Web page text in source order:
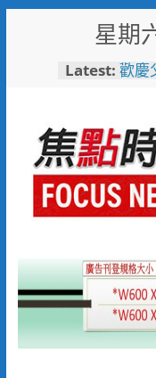
星期
Latest: 歡慶
廟
砲轟
埔里
節
警友
送上
守